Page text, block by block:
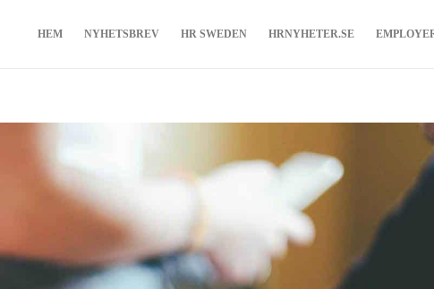
HEM NYHETSBREV HR SWEDEN HRNYHETER.SE